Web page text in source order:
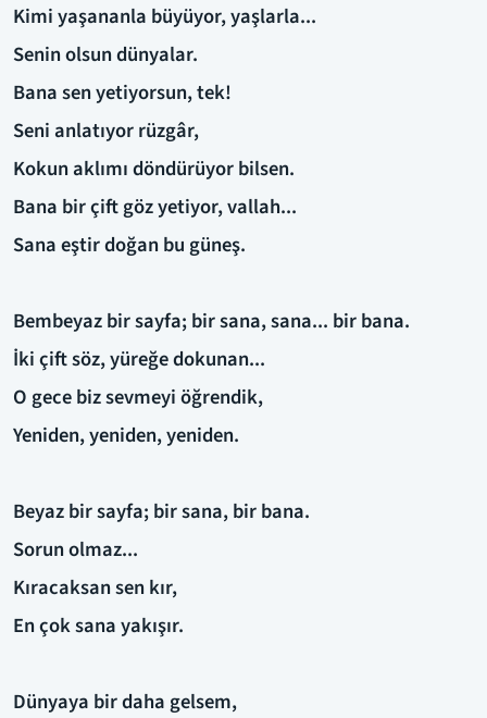
Kimi yaşananla büyüyor, yaşlarla...
Senin olsun dünyalar.
Bana sen yetiyorsun, tek!
Seni anlatıyor rüzgâr,
Kokun aklımı döndürüyor bilsen.
Bana bir çift göz yetiyor, vallah...
Sana eştir doğan bu güneş.
Bembeyaz bir sayfa; bir sana, sana... bir bana.
İki çift söz, yüreğe dokunan...
O gece biz sevmeyi öğrendik,
Yeniden, yeniden, yeniden.
Beyaz bir sayfa; bir sana, bir bana.
Sorun olmaz...
Kıracaksan sen kır,
En çok sana yakışır.
Dünyaya bir daha gelsem,